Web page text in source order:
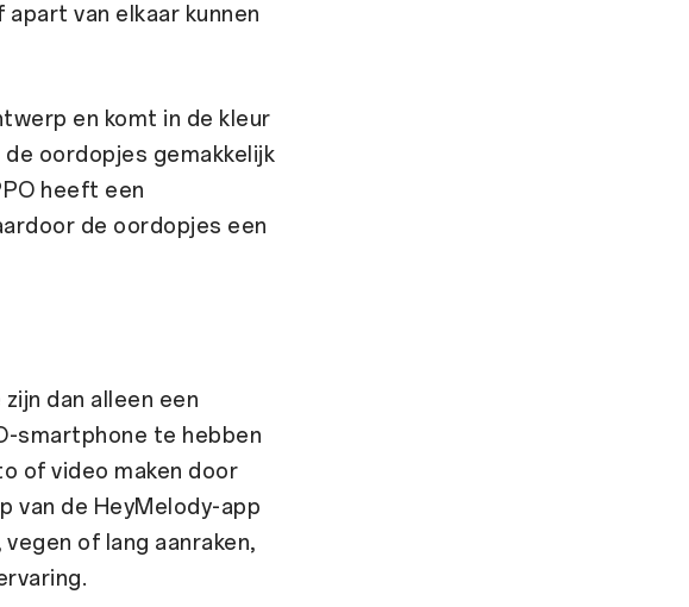
van elkaar kunnen
en komt in de kleur
oordopjes gemakkelijk
heeft een
de oordopjes een
dan alleen een
smartphone te hebben
of video maken door
van de HeyMelody-app
of lang aanraken,